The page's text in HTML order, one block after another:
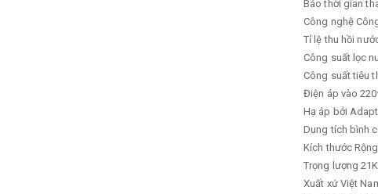
Báo thời gian
Công nghệ
Tỉ lệ thu hồi
Công suất lọc
Công suất tiêu
Điện áp vào
Hạ áp bởi
Dung tích bình
Kích thước
Trọng lượng
Xuất xứ Việt